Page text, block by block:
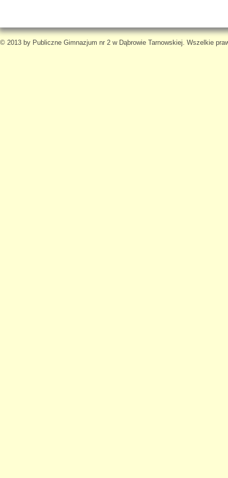
© 2013 by Publiczne Gimnazjum nr 2 w Dąbrowie Tarnowskiej. Wszelkie